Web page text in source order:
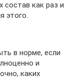
состав как раз и
этого.
в норме, если
и
каких